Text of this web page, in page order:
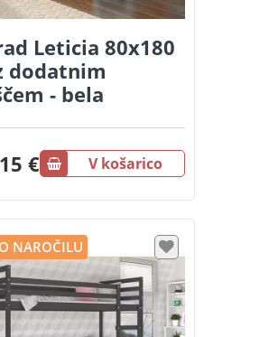
Leticia 80x180
dodatnim
- bela
€ V košarico
NAROČILU